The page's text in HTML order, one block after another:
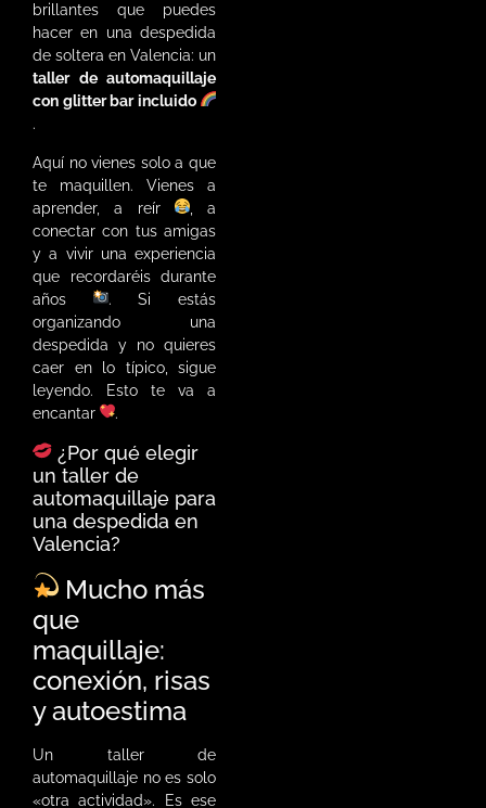
brillantes que puedes
hacer en una despedida
de soltera en Valencia: un
taller de automaquillaje
con glitter bar incluido
.
Aquí no vienes solo a que
te maquillen. Vienes a
aprender, a reír
, a
conectar con tus amigas
y a vivir una experiencia
que recordaréis durante
años
. Si estás
organizando una
despedida y no quieres
caer en lo típico, sigue
leyendo. Esto te va a
encantar
.
¿Por qué elegir
un taller de
automaquillaje para
una despedida en
Valencia?
Mucho más
que
maquillaje:
conexión, risas
y autoestima
Un taller de
automaquillaje no es solo
«otra actividad». Es ese